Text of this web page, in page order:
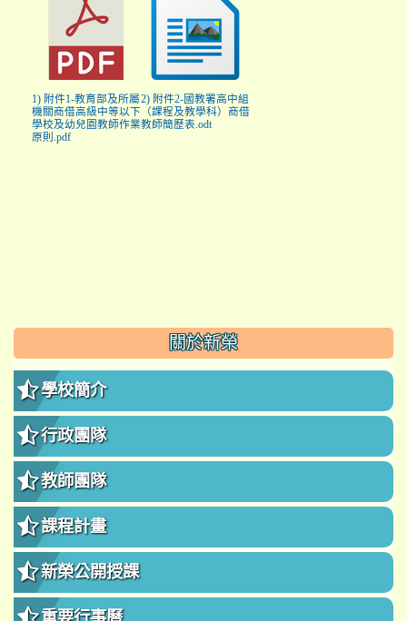
1) 附件1-教育部及所屬
機關商借高級中等以下
學校及幼兒園教師作業
原則.pdf
2) 附件2-國教署高中組
（課程及教學科）商借
教師簡歷表.odt
::: 關於新榮
學校簡介
行政團隊
教師團隊
課程計畫
新榮公開授課